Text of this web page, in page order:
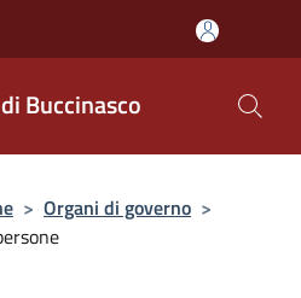
Buccinasco
> Organi di governo >